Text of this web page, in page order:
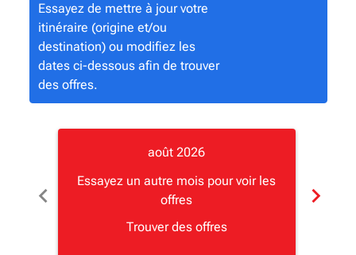
Essayez de mettre à jour votre
itinéraire (origine et/ou
destination) ou modifiez les
dates ci-dessous afin de trouver
des offres.
chevron_left
août 2026
Essayez un autre mois pour voir les
offres
Trouver des offres
chevron_right